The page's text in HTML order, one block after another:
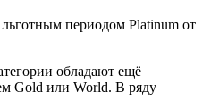
периодом Platinum от
обладают ещё
Gold или World. В ряду